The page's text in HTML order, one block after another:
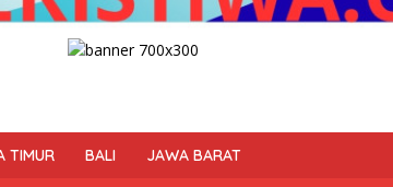
TIMUR BALI JAWA BARAT